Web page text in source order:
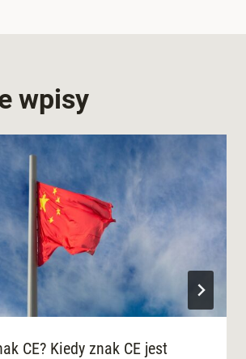
wpisy
CE? Kiedy znak CE jest